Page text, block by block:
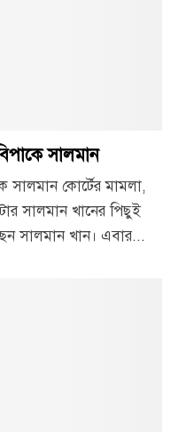
সালমান
সালমান কোর্টের মামলা,
সালমান খানের পিছুই
সালমান খান। এবার...